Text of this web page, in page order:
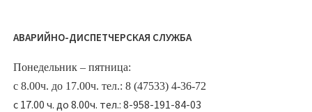
АВАРИЙНО-ДИСПЕТЧЕРСКАЯ СЛУЖБА
Понедельник – пятница:
с 8.00ч. до 17.00ч. тел.: 8 (47533) 4-36-72
с 17.00 ч. до 8.00ч. тел.: 8-958-191-84-03